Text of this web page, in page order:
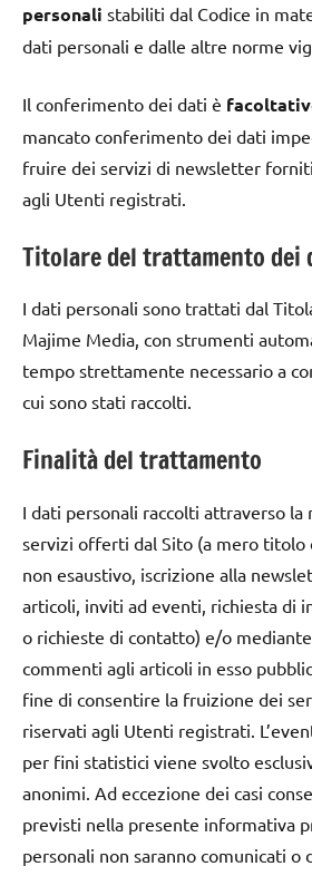
personali stabiliti dal Codice in
dati personali e dalle altre norme
Il conferimento dei dati è
mancato conferimento dei dati
fruire dei servizi di newsletter
agli Utenti registrati.
Titolare del trattamento dei
I dati personali sono trattati dal
Majime Media, con strumenti
tempo strettamente necessario a
cui sono stati raccolti.
Finalità del trattamento
I dati personali raccolti attraverso la
servizi offerti dal Sito (a mero titolo
non esaustivo, iscrizione alla
articoli, inviti ad eventi, richiesta di
o richieste di contatto) e/o
commenti agli articoli in esso
fine di consentire la fruizione dei
riservati agli Utenti registrati.
per fini statistici viene svolto
anonimi. Ad eccezione dei casi
previsti nella presente informativa
personali non saranno comunicati o